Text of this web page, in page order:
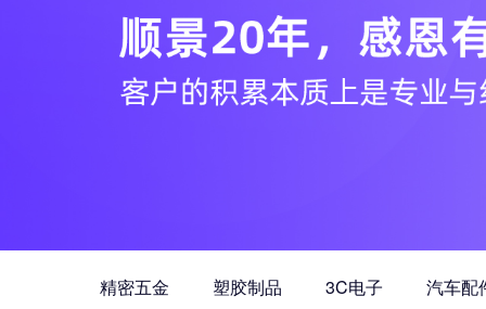
精密五金 塑胶制品 3C电子 汽车配